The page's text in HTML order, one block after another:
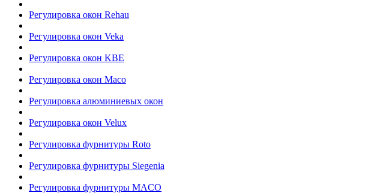
Регулировка окон Rehau
Регулировка окон Veka
Регулировка окон KBE
Регулировка окон Maco
Регулировка алюминиевых окон
Регулировка окон Velux
Регулировка фурнитуры Roto
Регулировка фурнитуры Siegenia
Регулировка фурнитуры MACO